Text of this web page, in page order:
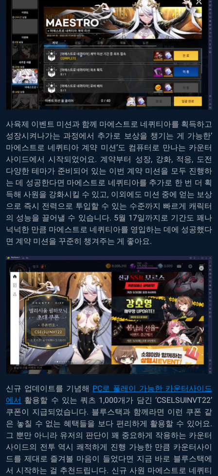
사육제 이벤트 미션과 함께 마에스트로 네퀴티아를 획득하고
성장시켜나가는 과정에서 추가로 보상을 챙기는 게 가능한’
마에스트로 네퀴티아 계약 미션’도 컴퓨터로 만나는 카운터
사이드에서 시작되었어요. 계약부터 성장, 강화, 적응, 도전
다양한 테마가 준비되어 있는 이번 계약 미션을 모두 진행하
는 데 성공한다면 마에스트로 네퀴티아를 추가로 한 번 더 획
득해 사원을 강화시킬 수 있고, 이외에도 미션 중에 얻는 보상
으로 즉시 전력으로 투입할 수 있는 수준까지 빠르게 캐릭터
의 성능을 끌어낼 수 있습니다. 5월 17일까지로 기간도 꽤나
넉넉한 만큼 마에스트로 네퀴티아를 영입하는 데에 성공했다
면 계약 미션을 꾸준히 챙겨주는 게 좋아요.
신규 업데이트를 기념해 PC로 플레이 가능한 카운터사이드
에서 활용할 수 있는 쿼츠 1,000개가 담긴 ‘CSELSUINVT22’
쿠폰이 지급되었습니다. 블루스택과 함께라면 이런 쿠폰 같
은 놓칠 수 없는 혜택들을 보다 편리하게 활용할 수 있어요.
그 뿐만 아니라 유저의 판단이 꽤 중요하게 작용하는 카운터
사이드의 전투 역시 쾌적하게 진행 가능한 만큼 카운터사이
드를 제대로 즐겨볼 마음이 들었다면 지금 바로 블루스택에
서 시작하는 걸 추천드립니다. 신규 사원 마에스트로 네퀴티